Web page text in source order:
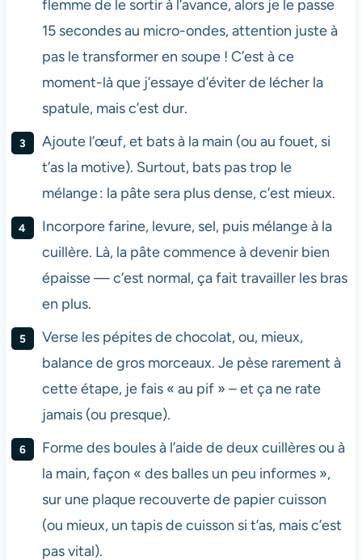
flemme de le sortir à l’avance, alors je le passe
15 secondes au micro-ondes, attention juste à
pas le transformer en soupe ! C’est à ce
moment-là que j’essaye d’éviter de lécher la
spatule, mais c’est dur.
Ajoute l’œuf, et bats à la main (ou au fouet, si
t’as la motive). Surtout, bats pas trop le
mélange : la pâte sera plus dense, c’est mieux.
Incorpore farine, levure, sel, puis mélange à la
cuillère. Là, la pâte commence à devenir bien
épaisse — c’est normal, ça fait travailler les bras
en plus.
Verse les pépites de chocolat, ou, mieux,
balance de gros morceaux. Je pèse rarement à
cette étape, je fais « au pif » – et ça ne rate
jamais (ou presque).
Forme des boules à l’aide de deux cuillères ou à
la main, façon « des balles un peu informes »,
sur une plaque recouverte de papier cuisson
(ou mieux, un tapis de cuisson si t’as, mais c’est
pas vital).